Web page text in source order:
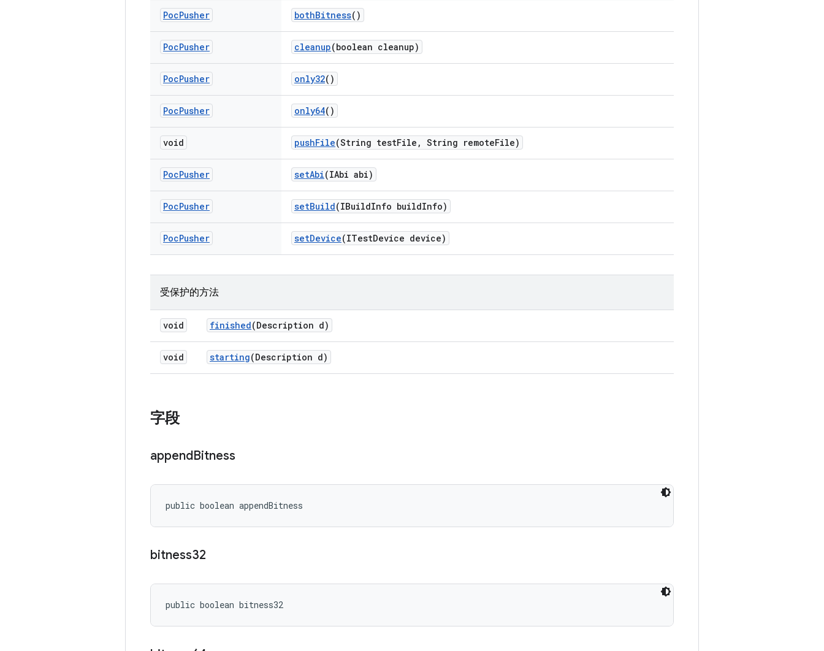
PocPusher bothBitness()
PocPusher cleanup(boolean cleanup)
PocPusher only32()
PocPusher only64()
void pushFile(String testFile , String remoteFile)
PocPusher setAbi(IAbi abi)
PocPusher setBuild(IBuildInfo buildInfo)
PocPusher setDevice(ITestDevice device)
受保护的方法
void finished(Description d)
void starting(Description d)
字段
appendBitness
public boolean appendBitness
bitness32
public boolean bitness32